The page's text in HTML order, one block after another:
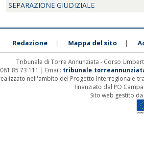
SEPARAZIONE GIUDIZIALE
Redazione | Mappa del sito |
Tribunale di Torre Annunziata - Corso
85 73 111 | Email:
nell'ambito del Progetto Interregionale-
finanziato dal PO
Sito web gestito da